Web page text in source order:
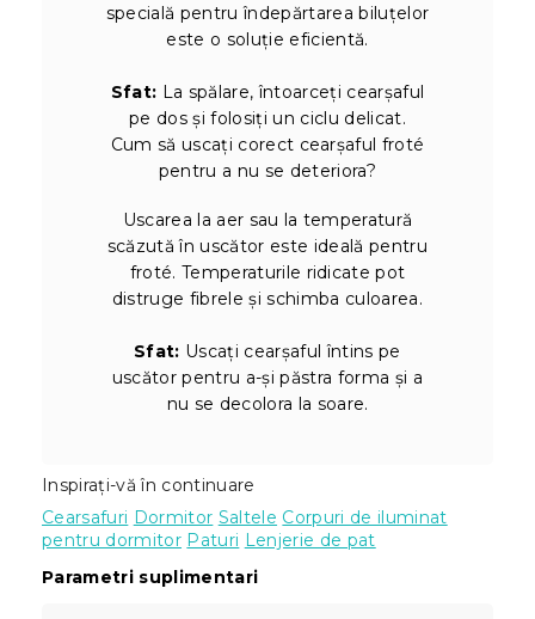
specială pentru îndepărtarea biluțelor
este o soluție eficientă.
Sfat: La spălare, întoarceți cearșaful
pe dos și folosiți un ciclu delicat.
Cum să uscați corect cearșaful froté
pentru a nu se deteriora?
Uscarea la aer sau la temperatură
scăzută în uscător este ideală pentru
froté. Temperaturile ridicate pot
distruge fibrele și schimba culoarea.
Sfat: Uscați cearșaful întins pe
uscător pentru a-și păstra forma și a
nu se decolora la soare.
Inspirați-vă în continuare
Cearsafuri Dormitor Saltele Corpuri de iluminat
pentru dormitor Paturi Lenjerie de pat
Parametri suplimentari